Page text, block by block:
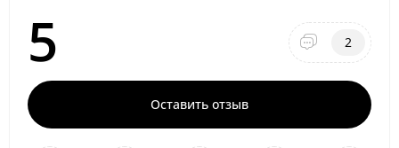
5 2
Оставить отзыв